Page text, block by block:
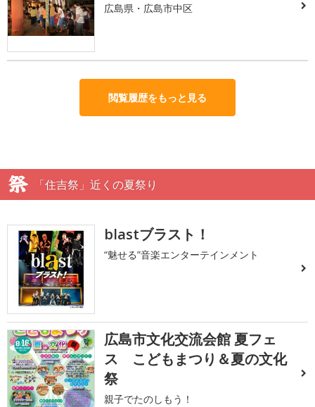
広島県・広島市中区
閲覧履歴をもっと見る
「住吉祭」近くの夏祭り
blastブラスト！
“魅せる”音楽エンターテインメント
広島市文化交流会館 夏フェ
ス こどもまつり＆夏の文化
祭
親子でたのしもう！